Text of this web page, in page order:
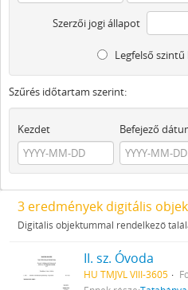
Szerzői jogi állapot
Legfelső
Szűrés időtartam szerint:
Kezdet Befejező
3 eredmények digitális
Digitális objektummal rendelkező
II. sz. Óvoda
HU TMJVL VIII-3605